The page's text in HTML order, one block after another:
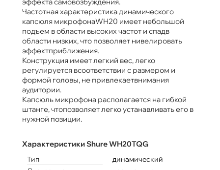
Частотная характеристика динамического
капсюля микрофонаWH20 имеет небольшой
подъем в области высоких частот и спадв
области низких, что позволяет нивелировать
эффектприближения.
Конструкция имеет легкий вес, легко
регулируется всоответствии с размером и
формой головы, не привлекаетвнимания
аудитории.
Капсюль микрофона располагается на гибкой
штанге, чтопозволяет легко устанавливать его в
нужной позиции.
Характеристики Shure WH20TQG
Тип
динамический